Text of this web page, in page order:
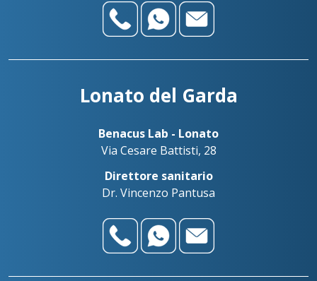
Lonato del Garda
Benacus Lab - Lonato
Via Cesare Battisti, 28
Direttore sanitario
Dr. Vincenzo Pantusa